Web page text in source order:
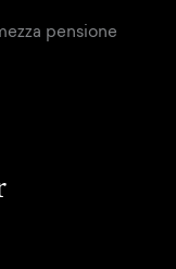
pensione